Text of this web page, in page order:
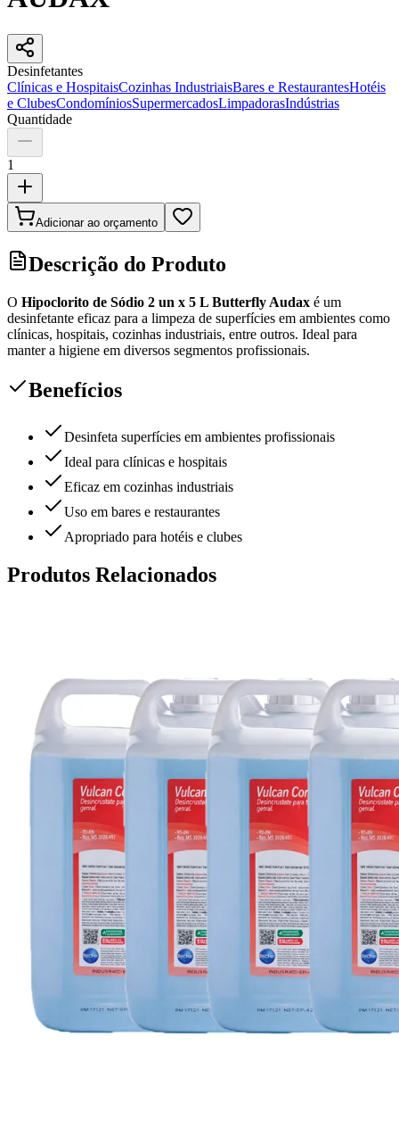
Desinfetantes
Clínicas e HospitaisCozinhas IndustriaisBares e RestaurantesHotéis
e ClubesCondomíniosSupermercadosLimpadorasIndústrias
Quantidade
1
Adicionar ao orçamento
Descrição do Produto
O Hipoclorito de Sódio 2 un x 5 L Butterfly Audax é um
desinfetante eficaz para a limpeza de superfícies em ambientes como
clínicas, hospitais, cozinhas industriais, entre outros. Ideal para
manter a higiene em diversos segmentos profissionais.
Benefícios
Desinfeta superfícies em ambientes profissionais
Ideal para clínicas e hospitais
Eficaz em cozinhas industriais
Uso em bares e restaurantes
Apropriado para hotéis e clubes
Produtos Relacionados